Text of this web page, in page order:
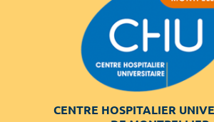
CENTRE HOSPITALIER